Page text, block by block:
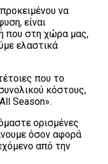
να
είναι
που στη χώρα μας,
ελαστικά
που το
κόστους,
Season».
ορισμένες
όσον αφορά
από την